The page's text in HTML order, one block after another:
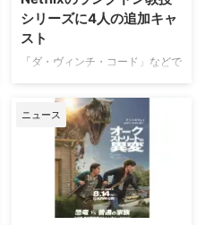
シリーズに4人の追加キャ
スト
「ダ・ヴィンチ・コード」などで
セラー小説、ロバート・ラングド
ン教授シリーズ最新作「シークレ
ット・オブ・シークレッツ」のド
ラマ化をNetflixが進めていること
は、当サイトで以前お伝えした通
り。その追加キャストが明らかに
なった。米Deadlineが伝えてい
ニュース